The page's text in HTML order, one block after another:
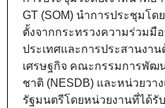
GT (SOM) นำการประชุมโด
ตั้งจากกระทรวงความร่วมมื
ประเทศและการประสานงาน
เศรษฐกิจ คณะกรรมการพัฒ
ชาติ (NESDB) และหน่วยวา
รัฐมนตรีโดยหน่วยงานที่ได้รั